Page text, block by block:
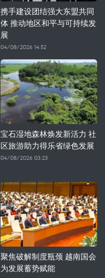
携手建设团结强大东盟共同
体 推动地区和平与可持续发
展
04/08/2026 14:52
宝石湿地森林焕发新活力 社
区旅游助力得乐省绿色发展
04/08/2026 03:23
聚焦破解制度瓶颈 越南国会
为发展蓄势赋能